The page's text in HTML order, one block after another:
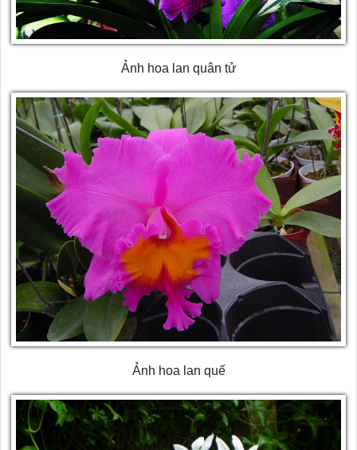
Ảnh hoa lan quân tử
Ảnh hoa lan quế